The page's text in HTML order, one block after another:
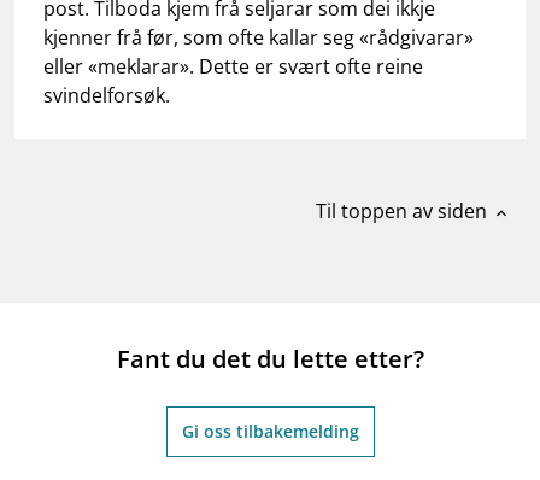
post. Tilboda kjem frå seljarar som dei ikkje
kjenner frå før, som ofte kallar seg «rådgivarar»
eller «meklarar». Dette er svært ofte reine
svindelforsøk.
Til toppen av siden expand_less
Fant du det du lette etter?
Gi oss tilbakemelding